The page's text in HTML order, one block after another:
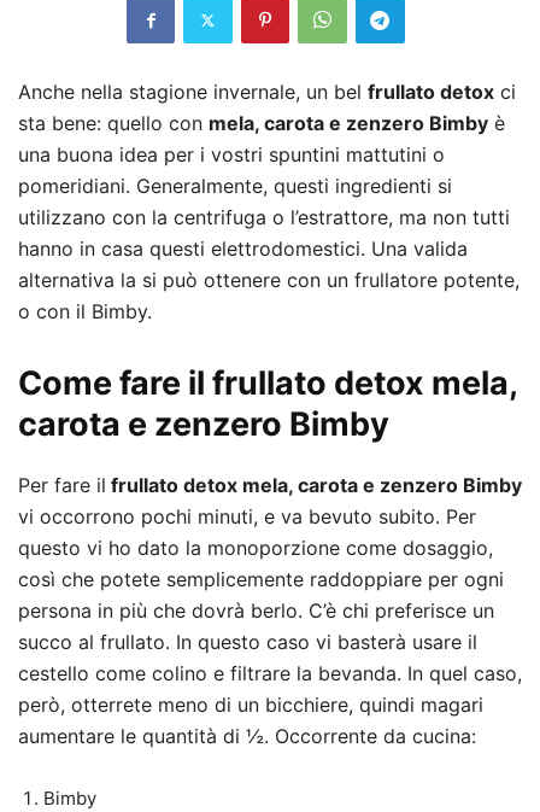
Anche nella stagione invernale, un bel frullato detox ci
sta bene: quello con mela, carota e zenzero Bimby è
una buona idea per i vostri spuntini mattutini o
pomeridiani. Generalmente, questi ingredienti si
utilizzano con la centrifuga o l’estrattore, ma non tutti
hanno in casa questi elettrodomestici. Una valida
alternativa la si può ottenere con un frullatore potente,
o con il Bimby.
Come fare il frullato detox mela,
carota e zenzero Bimby
Per fare il frullato detox mela, carota e zenzero Bimby
vi occorrono pochi minuti, e va bevuto subito. Per
questo vi ho dato la monoporzione come dosaggio,
così che potete semplicemente raddoppiare per ogni
persona in più che dovrà berlo. C’è chi preferisce un
succo al frullato. In questo caso vi basterà usare il
cestello come colino e filtrare la bevanda. In quel caso,
però, otterrete meno di un bicchiere, quindi magari
aumentare le quantità di ½. Occorrente da cucina:
Bimby